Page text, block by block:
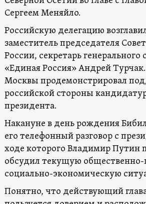
Сергеем Меняйло.
Российскую делегацию
заместитель председателя
России, секретарь генерального
«Единая Россия» Андрей
Москвы продемонстрировал
российской стороны
президента.
Накануне в день рождения
его телефонный разговор с
ходе которого Владимир Путин
обсудил текущую
социально-экономическую
Понятно, что действующий